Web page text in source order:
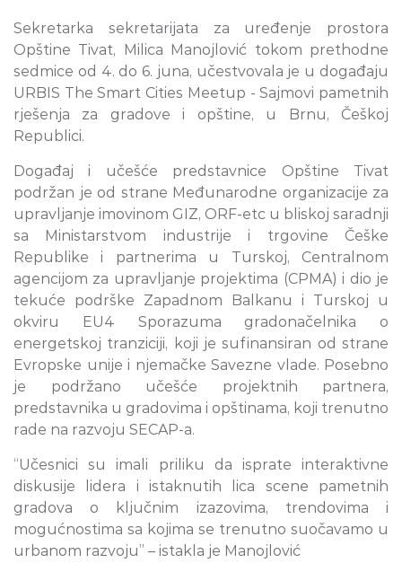
Sekretarka sekretarijata za uređenje prostora
Opštine Tivat, Milica Manojlović tokom prethodne
sedmice od 4. do 6. juna, učestvovala je u događaju
URBIS The Smart Cities Meetup - Sajmovi pametnih
rješenja za gradove i opštine, u Brnu, Češkoj
Republici.
Događaj i učešće predstavnice Opštine Tivat
podržan je od strane Međunarodne organizacije za
upravljanje imovinom GIZ, ORF-etc u bliskoj saradnji
sa Ministarstvom industrije i trgovine Češke
Republike i partnerima u Turskoj, Centralnom
agencijom za upravljanje projektima (CPMA) i dio je
tekuće podrške Zapadnom Balkanu i Turskoj u
okviru EU4 Sporazuma gradonačelnika o
energetskoj tranziciji, koji je sufinansiran od strane
Evropske unije i njemačke Savezne vlade. Posebno
je podržano učešće projektnih partnera,
predstavnika u gradovima i opštinama, koji trenutno
rade na razvoju SECAP-a.
“Učesnici su imali priliku da isprate interaktivne
diskusije lidera i istaknutih lica scene pametnih
gradova o ključnim izazovima, trendovima i
mogućnostima sa kojima se trenutno suočavamo u
urbanom razvoju” – istakla je Manojlović